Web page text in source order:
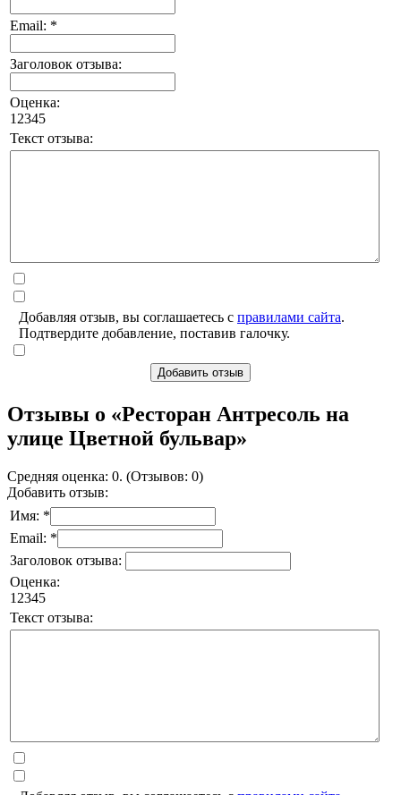
Email: *
Заголовок отзыва:
Оценка:
1 2345
Текст отзыва:
Добавляя отзыв, вы соглашаетесь с правилами сайта.
Подтвердите добавление, поставив галочку.
Добавить отзыв
Отзывы о «Ресторан Антресоль на
улице Цветной бульвар»
Средняя оценка: 0. (Отзывов: 0)
Добавить отзыв:
Имя: *
Email: *
Заголовок отзыва:
Оценка:
1 2345
Текст отзыва: